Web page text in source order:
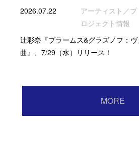
2026.07.22
アーティスト／プ
ロジェクト情報
辻彩奈『ブラームス&グラズノフ：
曲』、7/29（水）リリース！
MORE